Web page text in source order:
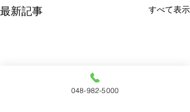
最新記事 すべて表示
048-982-5000